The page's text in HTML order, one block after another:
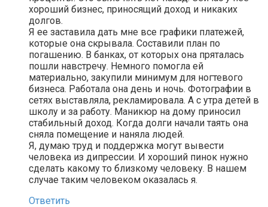
хороший бизнес, приносящий доход и никаких
долгов.
Я ее заставила дать мне все графики платежей,
которые она скрывала. Составили план по
погашению. В банках, от которых она пряталась
пошли навстречу. Немного помогла ей
материально, закупили минимум для ногтевого
бизнеса. Работала она день и ночь. Фотографии в
сетях выставляла, рекламировала. А с утра детей в
школу и за работу. Маникюр на дому приносил
стабильный доход. Когда долги начали таять она
сняла помещение и наняла людей.
Я, думаю труд и поддержка могут вывести
человека из дипрессии. И хороший пинок нужно
сделать какому то близкому человеку. В нашем
случае таким человеком оказалась я.
Ответить